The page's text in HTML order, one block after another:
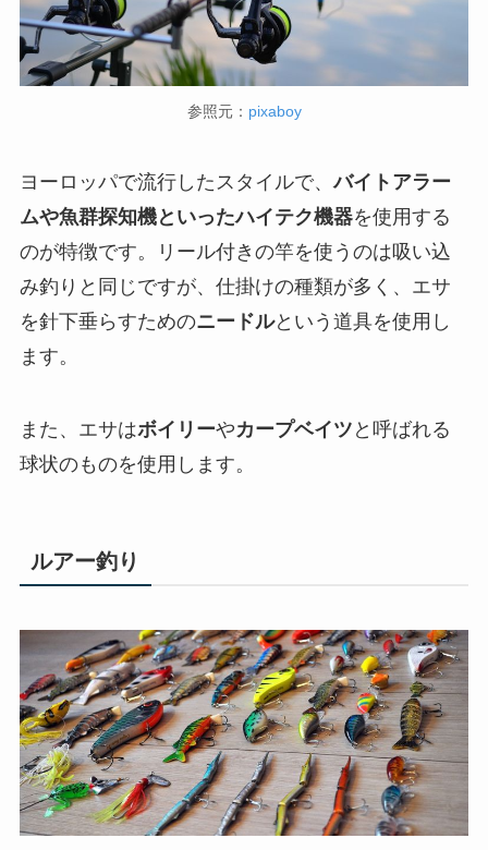
参照元： pixaboy
ヨーロッパで流行したスタイルで、バイトアラー
ムや魚群探知機といったハイテク機器を使用する
のが特徴です。リール付きの竿を使うのは吸い込
み釣りと同じですが、仕掛けの種類が多く、エサ
を針下垂らすためのニードルという道具を使用し
ます。
また、エサはボイリーやカープベイツ と呼ばれる
球状のものを使用します。
ルアー釣り